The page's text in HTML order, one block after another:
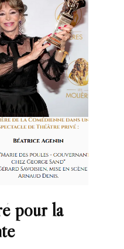
pour la